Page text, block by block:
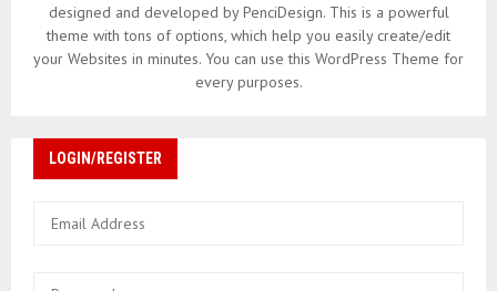
designed and developed by PenciDesign. This is a powerful
theme with tons of options, which help you easily create/edit
your Websites in minutes. You can use this WordPress Theme for
every purposes.
LOGIN/REGISTER